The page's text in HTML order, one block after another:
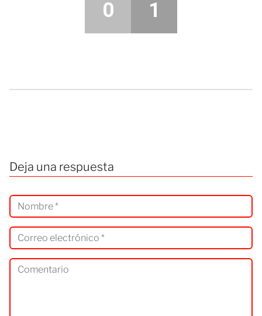
0 1
Deja una respuesta